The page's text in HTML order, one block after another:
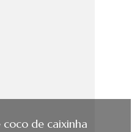
coco de caixinha